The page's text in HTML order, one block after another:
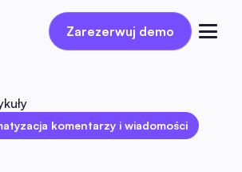
Zarezerwuj demo
Zarezerwuj demo
komentarzy i wiadomości